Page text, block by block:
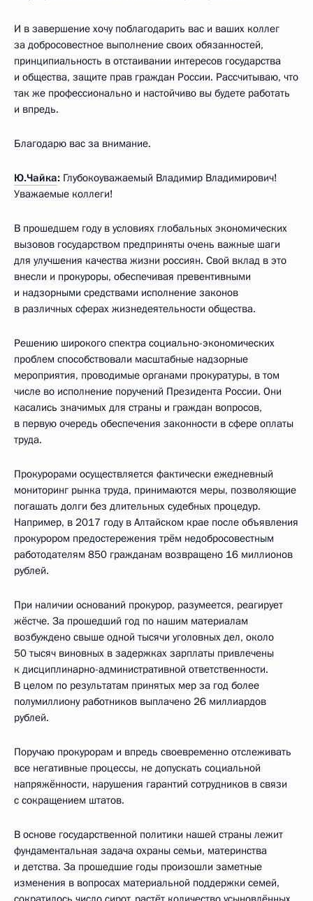
И в завершение хочу поблагодарить вас и ваших коллег
за добросовестное выполнение своих обязанностей,
принципиальность в отстаивании интересов государства
и общества, защите прав граждан России. Рассчитываю, что
так же профессионально и настойчиво вы будете работать
и впредь.
Благодарю вас за внимание.
Ю.Чайка: Глубокоуважаемый Владимир Владимирович!
Уважаемые коллеги!
В прошедшем году в условиях глобальных экономических
вызовов государством предприняты очень важные шаги
для улучшения качества жизни россиян. Свой вклад в это
внесли и прокуроры, обеспечивая превентивными
и надзорными средствами исполнение законов
в различных сферах жизнедеятельности общества.
Решению широкого спектра социально-экономических
проблем способствовали масштабные надзорные
мероприятия, проводимые органами прокуратуры, в том
числе во исполнение поручений Президента России. Они
касались значимых для страны и граждан вопросов,
в первую очередь обеспечения законности в сфере оплаты
труда.
Прокурорами осуществляется фактически ежедневный
мониторинг рынка труда, принимаются меры, позволяющие
погашать долги без длительных судебных процедур.
Например, в 2017 году в Алтайском крае после объявления
прокурором предостережения трём недобросовестным
работодателям 850 гражданам возвращено 16 миллионов
рублей.
При наличии оснований прокурор, разумеется, реагирует
жёстче. За прошедший год по нашим материалам
возбуждено свыше одной тысячи уголовных дел, около
50 тысяч виновных в задержках зарплаты привлечены
к дисциплинарно-административной ответственности.
В целом по результатам принятых мер за год более
полумиллиону работников выплачено 26 миллиардов
рублей.
Поручаю прокурорам и впредь своевременно отслеживать
все негативные процессы, не допускать социальной
напряжённости, нарушения гарантий сотрудников в связи
с сокращением штатов.
В основе государственной политики нашей страны лежит
фундаментальная задача охраны семьи, материнства
и детства. За прошедшие годы произошли заметные
изменения в вопросах материальной поддержки семей,